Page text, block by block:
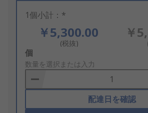
1個小計：*
￥5,300.00
(税抜)
￥
Add
to
Basket
個
数量を選択または入力
配達日を確認